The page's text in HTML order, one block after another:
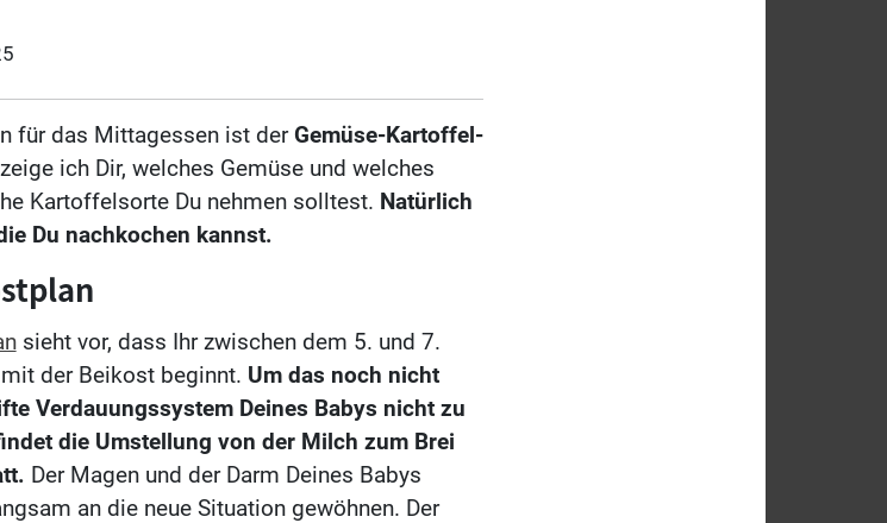
für das Mittagessen ist derGemüse-Kartoffel-
ich Dir, welches Gemüse und welches
Kartoffelsorte Du nehmen solltest. Natürlich
Du nachkochen kannst.
sieht vor, dass Ihr zwischen dem 5. und 7.
der Beikost beginnt. Um das noch nicht
Verdauungssystem Deines Babys nicht zu
die Umstellung von der Milch zum Brei
Der Magen und der Darm Deines Babys
an die neue Situation gewöhnen. Der